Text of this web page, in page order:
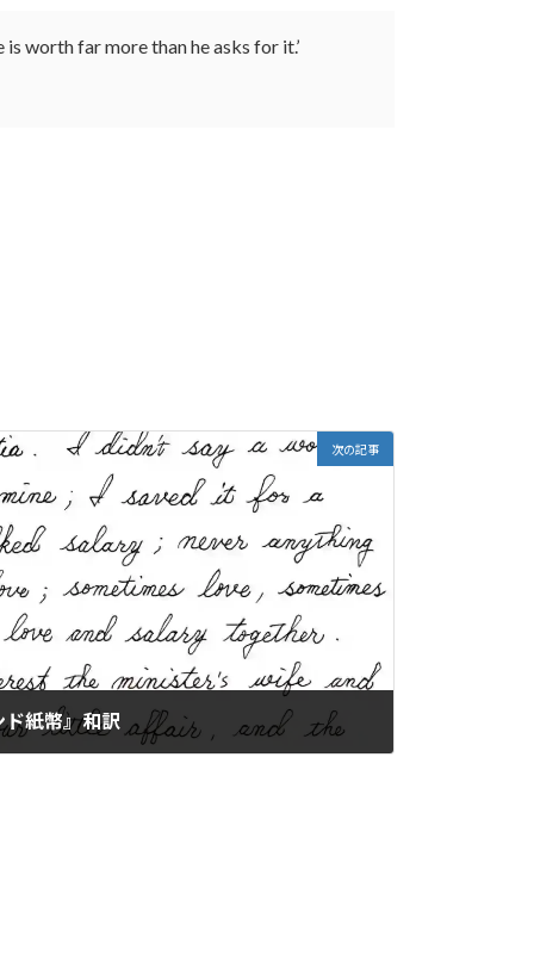
worth far more than he asks for it.’
次の記事
ド紙幣』和訳